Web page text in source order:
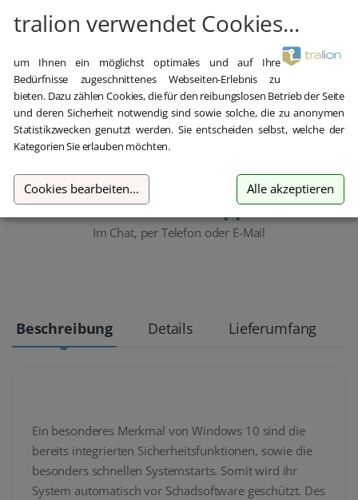
Hilfe bei der Installation
Wir bieten Ihnen bei der Erstinstallation kostenlose Hilfe über
Teamviewer an.
Kostenloser Support
Im Chat, per Telefon oder E-Mail
Beschreibung Details Lieferumfang
Ein besonderes Merkmal von Windows 10 sind die
bereits integrierten Sicherheitsfunktionen, sowie die
besonders schnellen Systemstarts. Somit wird ihr
System automatisch vor Schadsoftware geschützt. Des
tralion verwendet Cookies...
um Ihnen ein möglichst optimales und auf Ihre
Bedürfnisse zugeschnittenes Webseiten-Erlebnis zu
bieten. Dazu zählen Cookies, die für den reibungslosen Betrieb der Seite
und deren Sicherheit notwendig sind sowie solche, die zu anonymen
Statistikzwecken genutzt werden. Sie entscheiden selbst, welche der
Kategorien Sie erlauben möchten.
Cookies bearbeiten... Alle akzeptieren